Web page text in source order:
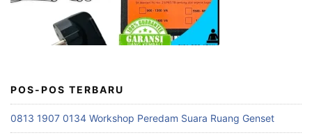
POS-POS TERBARU
0813 1907 0134 Workshop Peredam Suara Ruang Genset